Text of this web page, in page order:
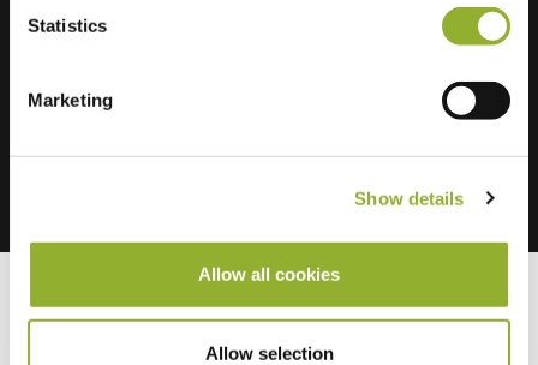
Statistics
Marketing
Show details
Allow all cookies
Allow selection